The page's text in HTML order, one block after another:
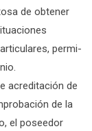
de obtener
permi-
acreditación de
de la
el poseedor